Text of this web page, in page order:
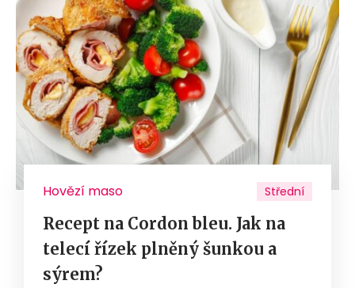
Hovězí maso Střední
Recept na Cordon bleu. Jak na
telecí řízek plněný šunkou a
sýrem?